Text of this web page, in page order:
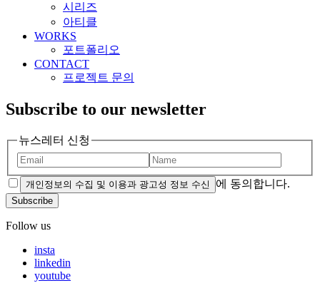
시리즈
아티클
WORKS
포트폴리오
CONTACT
프로젝트 문의
Subscribe to our newsletter
뉴스레터 신청
개인정보의 수집 및 이용과 광고성 정보 수신 에 동의합니다.
Subscribe
Follow us
insta
linkedin
youtube